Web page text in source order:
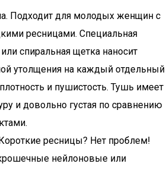
Подходит для молодых женщин с
ресницами. Специальная
спиральная щетка наносит
утолщения на каждый отдельный
и пушистость. Тушь имеет
и довольно густая по сравнению
ресницы? Нет проблем!
нейлоновые или